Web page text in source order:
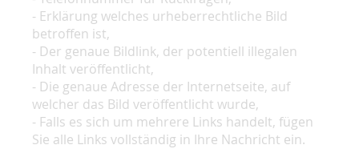
- Erklärung welches urheberrechtliche Bild
betroffen ist,
- Der genaue Bildlink, der potentiell illegalen
Inhalt veröffentlicht,
- Die genaue Adresse der Internetseite, auf
welcher das Bild veröffentlicht wurde,
- Falls es sich um mehrere Links handelt, fügen
Sie alle Links vollständig in Ihre Nachricht ein.